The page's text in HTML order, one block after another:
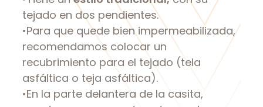
tejado en dos pendientes.
•Para que quede bien impermeabilizada,
recomendamos colocar un
recubrimiento para el tejado (tela
asfáltica o teja asfáltica).
•En la parte delantera de la casita,